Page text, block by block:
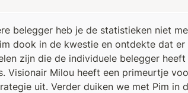
belegger heb je de statistieken niet
dook in de kwestie en ontdekte dat
zijn die de individuele belegger
Visionair Milou heeft een primeurtje
uit. Verder duiken we met Pim in